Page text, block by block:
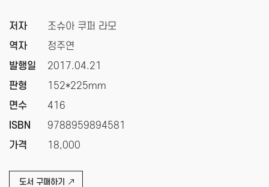
저자
역자
발행일
판형
면수
ISBN
가격
조슈아 쿠퍼 라모
정주연
2017.04.21
152*225mm
416
9788959894581
18,000
도서 구매하기